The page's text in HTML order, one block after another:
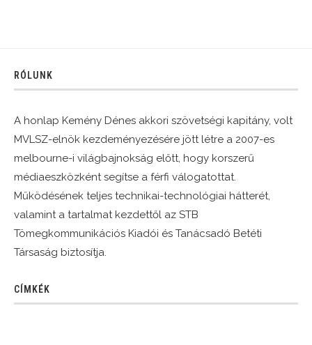
RÓLUNK
A honlap Kemény Dénes akkori szövetségi kapitány, volt
MVLSZ-elnök kezdeményezésére jött létre a 2007-es
melbourne-i világbajnokság előtt, hogy korszerű
médiaeszközként segítse a férfi válogatottat.
Működésének teljes technikai-technológiai hátterét,
valamint a tartalmat kezdettől az STB
Tömegkommunikációs Kiadói és Tanácsadó Betéti
Társaság biztosítja.
CÍMKÉK